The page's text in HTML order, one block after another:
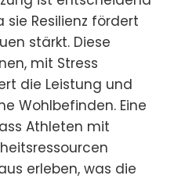
Resilienz fördert
stärkt. Diese
mit Stress
die Leistung und
Wohlbefinden. Eine
Athleten mit
erleben, was die